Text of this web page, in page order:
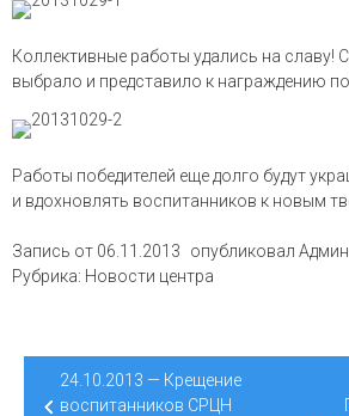
Коллективные работы удались на славу!
выбрало и представило к награждению
Работы победителей еще долго будут
и вдохновлять воспитанников к новым
Запись от 06.11.2013 опубликовал
Рубрика: Новости центра
Навигация
24.10.2013 — Крещение
воспитанников СРЦН